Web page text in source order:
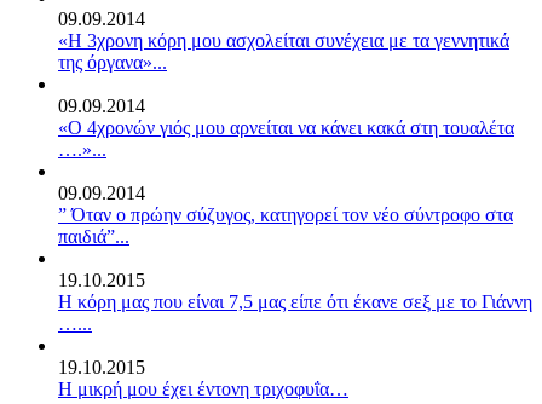
09.09.2014
«Η 3χρονη κόρη μου ασχολείται συνέχεια με τα γεννητικά
της όργανα»...
09.09.2014
«Ο 4χρονών γιός μου αρνείται να κάνει κακά στη τουαλέτα
….»...
09.09.2014
” Όταν ο πρώην σύζυγος, κατηγορεί τον νέο σύντροφο στα
παιδιά”...
19.10.2015
Η κόρη μας που είναι 7,5 μας είπε ότι έκανε σεξ με το Γιάννη
…...
19.10.2015
Η μικρή μου έχει έντονη τριχοφυΐα…